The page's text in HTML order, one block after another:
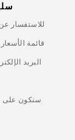
للاستفسار عن
قائمة
البريد
سنكون على